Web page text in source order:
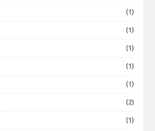
(1)
(1)
(1)
(1)
(1)
(2)
(1)